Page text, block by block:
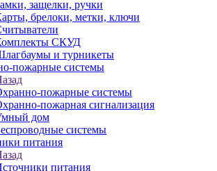
защелки, ручки
брелоки, метки, ключи
СКУД
и турникеты
пожарные системы
пожарные системы
пожарная сигнализация
дом
системы
питания
питания